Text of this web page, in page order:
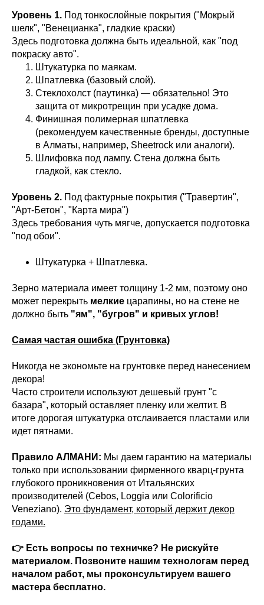
Уровень 1. Под тонкослойные покрытия ("Мокрый
шелк", "Венецианка", гладкие краски)
Здесь подготовка должна быть идеальной, как "под
покраску авто".
Штукатурка по маякам.
Шпатлевка (базовый слой).
Стеклохолст (паутинка) — обязательно! Это
защита от микротрещин при усадке дома.
Финишная полимерная шпатлевка
(рекомендуем качественные бренды, доступные
в Алматы, например, Sheetrock или аналоги).
Шлифовка под лампу. Стена должна быть
гладкой, как стекло.
Уровень 2. Под фактурные покрытия ("Травертин",
"Арт-Бетон", "Карта мира")
Здесь требования чуть мягче, допускается подготовка
"под обои".
Штукатурка + Шпатлевка.
Зерно материала имеет толщину 1-2 мм, поэтому оно
может перекрыть мелкие царапины, но на стене не
должно быть "ям", "бугров" и кривых углов!
Самая частая ошибка (Грунтовка)
Никогда не экономьте на грунтовке перед нанесением
декора!
Часто строители используют дешевый грунт "с
базара", который оставляет пленку или желтит. В
итоге дорогая штукатурка отслаивается пластами или
идет пятнами.
Правило АЛМАНИ: Мы даем гарантию на материалы
только при использовании фирменного кварц-грунта
глубокого проникновения от Итальянских
производителей (Cebos, Loggia или Colorificio
Veneziano). Это фундамент, который держит декор
годами.
👉 Есть вопросы по техничке? Не рискуйте
материалом. Позвоните нашим технологам перед
началом работ, мы проконсультируем вашего
мастера бесплатно.